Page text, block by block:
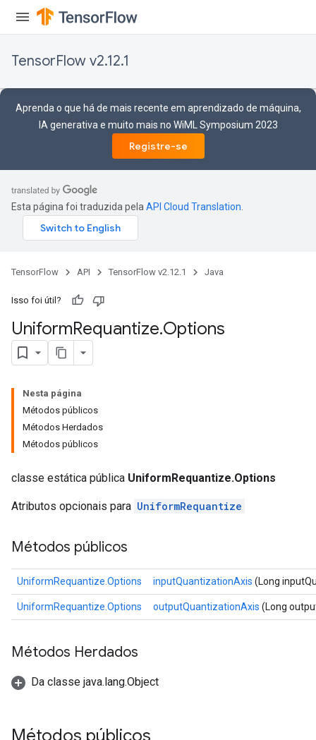
TensorFlow v2.12.1
Aprenda o que há de mais recente em aprendizado de máquina,
IA generativa e muito mais no WiML Symposium 2023
Registre-se
Esta página foi traduzida pela API Cloud Translation
TensorFlow API TensorFlow v2.12.1 Java
Isso foi útil?
UniformRequantize.Options
Nesta página
Métodos públicos
Métodos Herdados
Métodos públicos
classe estática pública UniformRequantize.Options
Atributos opcionais para UniformRequantize
Métodos públicos
UniformRequantize.Options inputQuantizationAxis (Long
UniformRequantize.Options outputQuantizationAxis (Long
Métodos Herdados
Da classe java.lang.Object
Métodos públicos